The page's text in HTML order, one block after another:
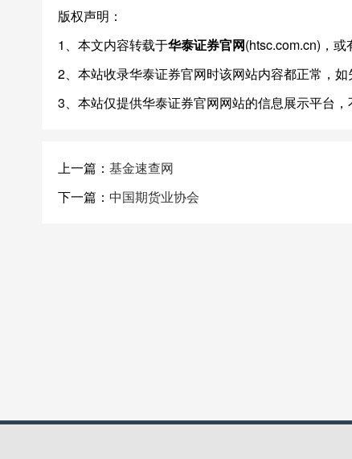
版权声明：
1、本文内容转载于华泰证券官网(htsc.com.cn)，或
2、本站收录华泰证券官网时该网站内容都正常，如
3、本站仅提供华泰证券官网网站的信息展示平台，
上一篇： 基金速查网
下一篇： 中国期货业协会